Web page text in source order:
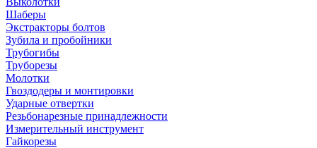
Шаберы
Экстракторы болтов
Зубила и пробойники
Трубогибы
Труборезы
Молотки
Гвоздодеры и монтировки
Ударные отвертки
Резьбонарезные принадлежности
Измерительный инструмент
Гайкорезы